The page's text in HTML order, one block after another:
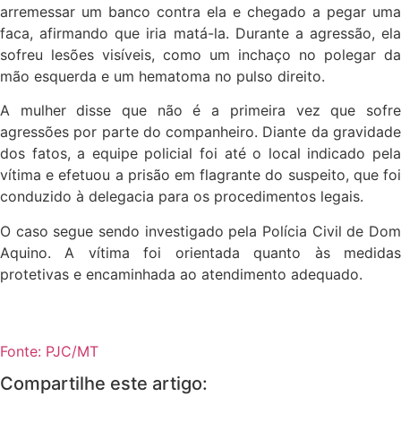
arremessar um banco contra ela e chegado a pegar uma
faca, afirmando que iria matá-la. Durante a agressão, ela
sofreu lesões visíveis, como um inchaço no polegar da
mão esquerda e um hematoma no pulso direito.
A mulher disse que não é a primeira vez que sofre
agressões por parte do companheiro. Diante da gravidade
dos fatos, a equipe policial foi até o local indicado pela
vítima e efetuou a prisão em flagrante do suspeito, que foi
conduzido à delegacia para os procedimentos legais.
O caso segue sendo investigado pela Polícia Civil de Dom
Aquino. A vítima foi orientada quanto às medidas
protetivas e encaminhada ao atendimento adequado.
Fonte: PJC/MT
Compartilhe este artigo: